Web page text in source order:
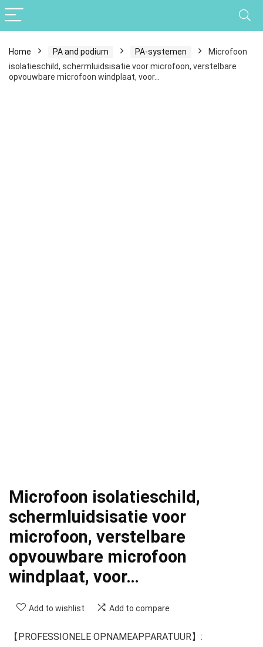
Home PA and podium PA-systemen
Microfoon
isolatieschild, schermluidsisatie voor microfoon, verstelbare
opvouwbare microfoon windplaat, voor…
Microfoon isolatieschild,
schermluidsisatie voor
microfoon, verstelbare
opvouwbare microfoon
windplaat, voor…
Add to wishlist Add to compare
【PROFESSIONELE OPNAMEAPPARATUUR】: